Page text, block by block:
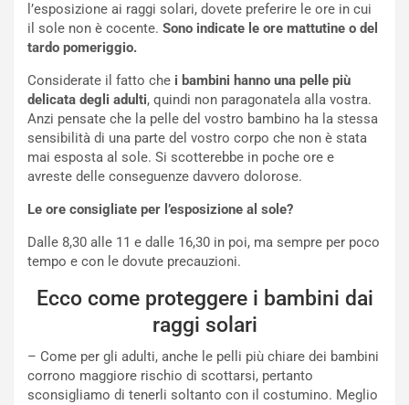
l’esposizione ai raggi solari, dovete preferire le ore in cui
il sole non è cocente. Sono indicate le ore mattutine o del
tardo pomeriggio.
Considerate il fatto che i bambini hanno una pelle più
delicata degli adulti, quindi non paragonatela alla vostra.
Anzi pensate che la pelle del vostro bambino ha la stessa
sensibilità di una parte del vostro corpo che non è stata
mai esposta al sole. Si scotterebbe in poche ore e
avreste delle conseguenze davvero dolorose.
Le ore consigliate per l’esposizione al sole?
Dalle 8,30 alle 11 e dalle 16,30 in poi, ma sempre per poco
tempo e con le dovute precauzioni.
Ecco come proteggere i bambini dai
raggi solari
– Come per gli adulti, anche le pelli più chiare dei bambini
corrono maggiore rischio di scottarsi, pertanto
sconsigliamo di tenerli soltanto con il costumino. Meglio